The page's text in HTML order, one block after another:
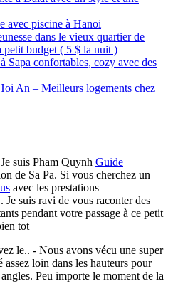
avec piscine à Hanoi
dans le vieux quartier de
petit budget ( 5 $ la nuit )
Sapa confortables, cozy avec des
An – Meilleurs logements chez
suis Pham Quynh Guide
de Sa Pa. Si vous cherchez un
avec les prestations
suis ravi de vous raconter des
pendant votre passage à ce petit
tot
le.. - Nous avons vécu une super
loin dans les hauteurs pour
Peu importe le moment de la